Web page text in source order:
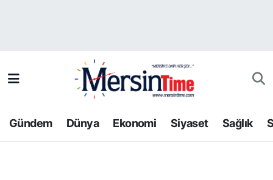
Gündem Dünya Ekonomi Siyaset Sağlık
Bilim-Teknoloji
Dünya
Trafik Durumu
Tüm Manşetler